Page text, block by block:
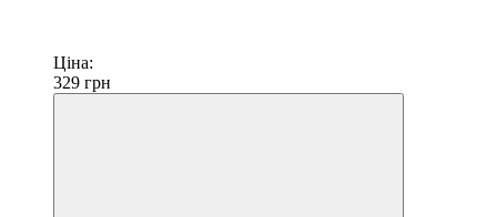
Ціна:
329 грн